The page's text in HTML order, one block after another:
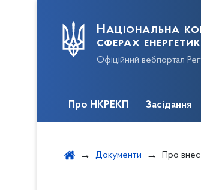
Національна
сферах
Офіційний вебпортал
Про НКРЕКП Засідання
Документи Про внесення зміни до додатка